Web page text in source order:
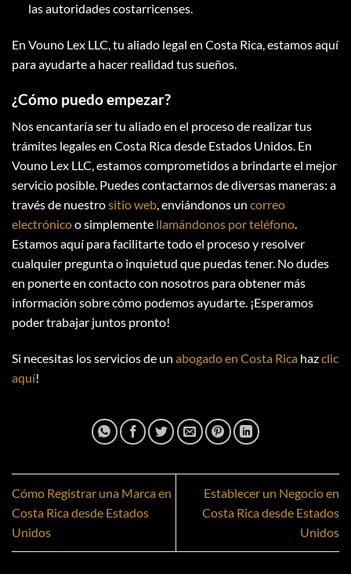
las autoridades costarricenses.
En Vouno Lex LLC, tu aliado legal en Costa Rica, estamos aquí
para ayudarte a hacer realidad tus sueños.
¿Cómo puedo empezar?
Nos encantaría ser tu aliado en el proceso de realizar tus
trámites legales en Costa Rica desde Estados Unidos. En
Vouno Lex LLC, estamos comprometidos a brindarte el mejor
servicio posible. Puedes contactarnos de diversas maneras: a
través de nuestrositio web, enviándonos un correo
electrónicoo simplemente llamándonos por teléfono.
Estamos aquí para facilitarte todo el proceso y resolver
cualquier pregunta o inquietud que puedas tener. No dudes
en ponerte en contacto con nosotros para obtener más
información sobre cómo podemos ayudarte. ¡Esperamos
poder trabajar juntos pronto!
Si necesitas los servicios de un abogado en Costa Rica hazclic
aquí!
Cómo Registrar una Marca en
Costa Rica desde Estados
Unidos
Establecer un Negocio en
Costa Rica desde Estados
Unidos